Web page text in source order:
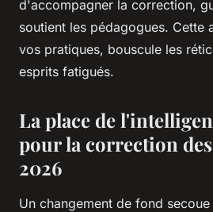
d'accompagner la correction,
soutient les pédagogues. Cette
vos pratiques, bouscule les
esprits fatigués.
La place de
pour la correction
2026
Un changement de fond